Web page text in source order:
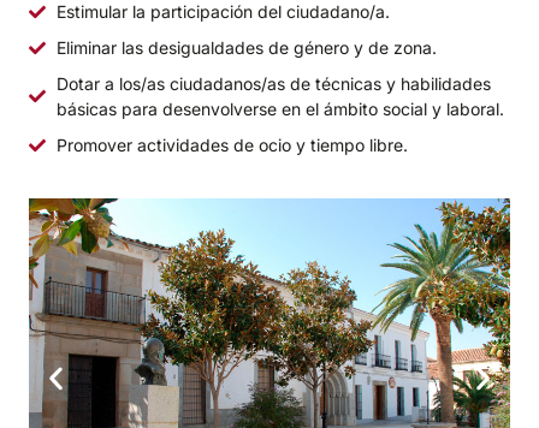
Estimular la participación del ciudadano/a.
Eliminar las desigualdades de género y de zona.
Dotar a los/as ciudadanos/as de técnicas y habilidades
básicas para desenvolverse en el ámbito social y laboral.
Promover actividades de ocio y tiempo libre.